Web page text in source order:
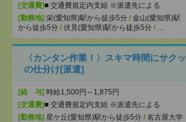
[交通費]■ 交通費規定内支給 ※派遣先による
[勤務地] 栄(愛知県)駅から徒歩5分 / 金山(愛知県)駅
から徒歩5分 / 伏見(愛知県)駅から徒歩5分 / …
〈カンタン作業！〉スキマ時間にサク
の仕分け[派遣]
[給 与] 時給1,500円～1,875円
[交通費]■ 交通費規定内支給 ※派遣先による
[勤務地] 星ケ丘(愛知県)駅から徒歩5分 / 名古屋大学